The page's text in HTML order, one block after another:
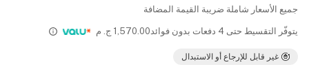
جميع الأسعار شاملة ضريبة القيمة المضافة
يتوفّر التقسيط حتى 4 دفعات بدون فوائد 1,570.00 ج. م
غير قابل للإرجاع أو الاستبدال